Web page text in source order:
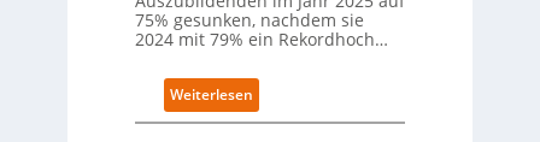
P
l
a
z
1
f
t
e
i
g
75% gesunken, nachdem sie
2024 mit 79% ein Rekordhoch…
Weiterlesen:
Ü